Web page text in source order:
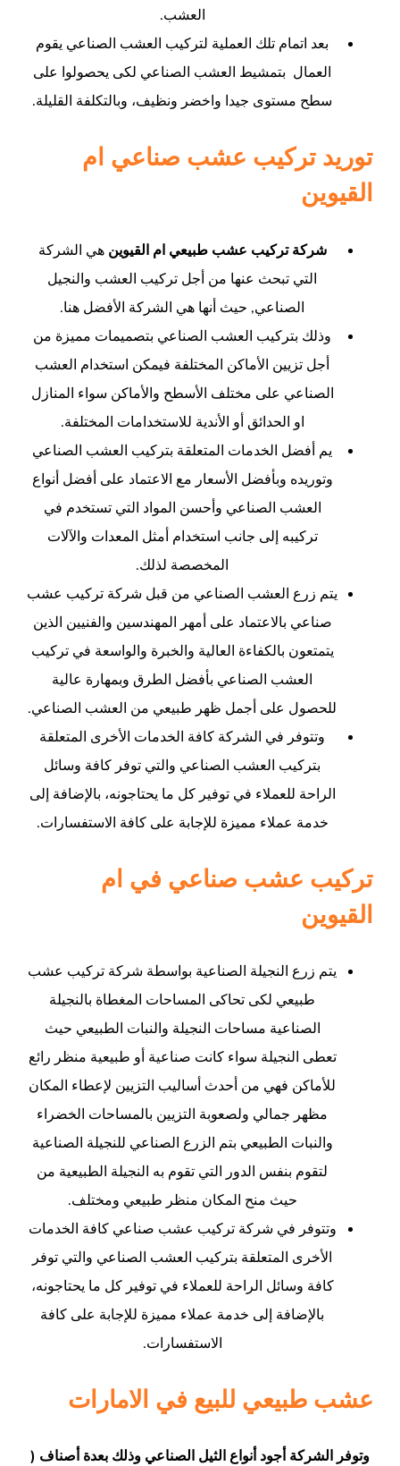
العشب.
بعد اتمام تلك العملية لتركيب العشب الصناعي يقوم
العمال بتمشيط العشب الصناعي لكى يحصولوا على
سطح مستوى جيدا واخضر ونظيف، وبالتكلفة القليلة.
توريد تركيب عشب صناعي ام
القيوين
شركة تركيب عشب طبيعي ام القيوين هي الشركة
التي تبحث عنها من أجل تركيب العشب والنجيل
الصناعي, حيث أنها هي الشركة الأفضل هنا.
وذلك بتركيب العشب الصناعي بتصميمات مميزة من
أجل تزيين الأماكن المختلفة فيمكن استخدام العشب
الصناعي على مختلف الأسطح والأماكن سواء المنازل
او الحدائق أو الأندية للاستخدامات المختلفة.
يم أفضل الخدمات المتعلقة بتركيب العشب الصناعي
وتوريده وبأفضل الأسعار مع الاعتماد على أفضل أنواع
العشب الصناعي وأحسن المواد التي تستخدم في
تركيبه إلى جانب استخدام أمثل المعدات والآلات
المخصصة لذلك.
يتم زرع العشب الصناعي من قبل شركة تركيب عشب
صناعي بالاعتماد على أمهر المهندسين والفنيين الذين
يتمتعون بالكفاءة العالية والخبرة والواسعة في تركيب
العشب الصناعي بأفضل الطرق وبمهارة عالية
للحصول على أجمل ظهر طبيعي من العشب الصناعي.
وتتوفر في الشركة كافة الخدمات الأخرى المتعلقة
بتركيب العشب الصناعي والتي توفر كافة وسائل
الراحة للعملاء في توفير كل ما يحتاجونه، بالإضافة إلى
خدمة عملاء مميزة للإجابة على كافة الاستفسارات.
تركيب عشب صناعي في ام
القيوين
يتم زرع النجيلة الصناعية بواسطة شركة تركيب عشب
طبيعي لكى تحاكى المساحات المغطاة بالنجيلة
الصناعية مساحات النجيلة والنبات الطبيعي حيث
تعطى النجيلة سواء كانت صناعية أو طبيعية منظر رائع
للأماكن فهي من أحدث أساليب التزيين لإعطاء المكان
مظهر جمالي ولصعوبة التزيين بالمساحات الخضراء
والنبات الطبيعي بتم الزرع الصناعي للنجيلة الصناعية
لتقوم بنفس الدور التي تقوم به النجيلة الطبيعية من
حيث منح المكان منظر طبيعي ومختلف.
وتتوفر في شركة تركيب عشب صناعي كافة الخدمات
الأخرى المتعلقة بتركيب العشب الصناعي والتي توفر
كافة وسائل الراحة للعملاء في توفير كل ما يحتاجونه،
بالإضافة إلى خدمة عملاء مميزة للإجابة على كافة
الاستفسارات.
عشب طبيعي للبيع في الامارات
وتوفر الشركة أجود أنواع الثيل الصناعي وذلك بعدة أصناف (